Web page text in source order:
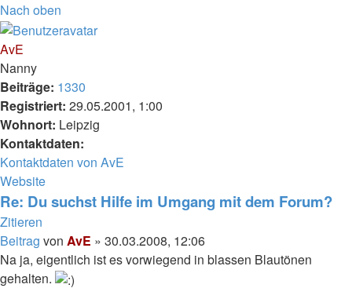
Nach oben
AvE
Nanny
Beiträge: 1330
Registriert: 29.05.2001, 1:00
Wohnort: Leipzig
Kontaktdaten:
Kontaktdaten von AvE
Website
Re: Du suchst Hilfe im Umgang mit dem Forum?
Zitieren
Beitrag von AvE » 30.03.2008, 12:06
Na ja, eigentlich ist es vorwiegend in blassen Blautönen
gehalten.